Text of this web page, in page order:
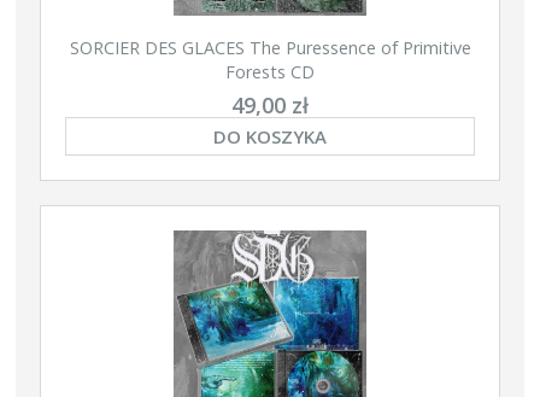
SORCIER DES GLACES The Puressence of Primitive
Forests CD
49,00 zł
DO KOSZYKA